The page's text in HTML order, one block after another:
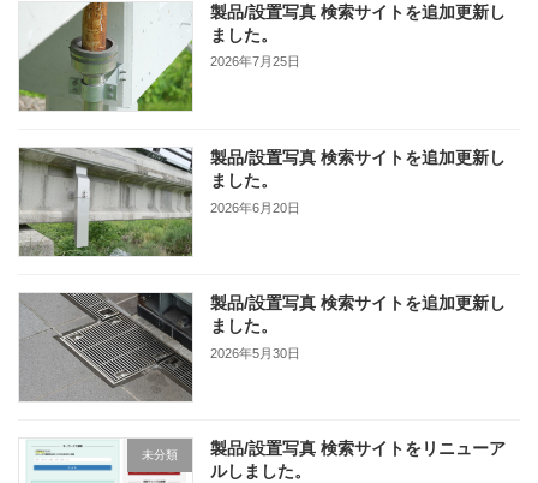
製品/設置写真 検索サイトを追加更新し
ました。
2026年7月25日
製品/設置写真 検索サイトを追加更新し
ました。
2026年6月20日
製品/設置写真 検索サイトを追加更新し
ました。
2026年5月30日
未分類
製品/設置写真 検索サイトをリニューア
ルしました。